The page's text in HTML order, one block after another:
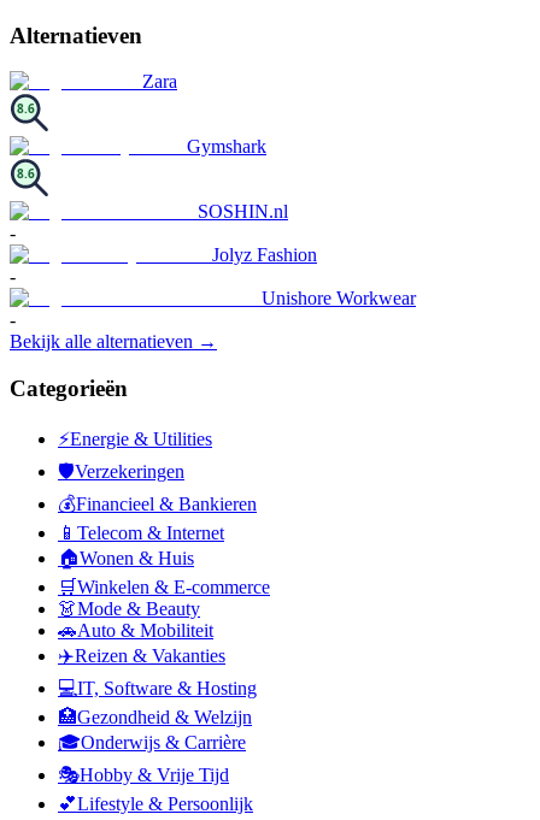
Alternatieven
Zara
8.6
Gymshark
8.6
SOSHIN.nl
-
Jolyz Fashion
-
Unishore Workwear
-
Bekijk alle alternatieven →
Categorieën
⚡Energie & Utilities
🛡️Verzekeringen
💰Financieel & Bankieren
📱 Telecom & Internet
🏠Wonen & Huis
🛒Winkelen & E-commerce
👗Mode & Beauty
🚗Auto & Mobiliteit
✈️Reizen & Vakanties
💻IT, Software & Hosting
🏥Gezondheid & Welzijn
🎓Onderwijs & Carrière
🎭Hobby & Vrije Tijd
💕Lifestyle & Persoonlijk